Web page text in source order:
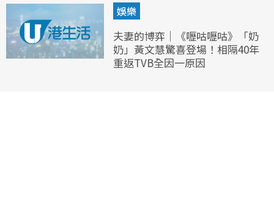
娛樂
夫妻的博弈｜《嚦咕嚦咕》「奶
奶」黃文慧驚喜登場！相隔40年
重返TVB全因一原因